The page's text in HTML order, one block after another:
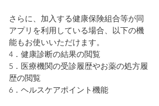
さらに、加入する健康保険組合等が同
アプリを利用している場合、以下の機
能もお使いいただけます。
4．健康診断の結果の閲覧
5．医療機関の受診履歴やお薬の処方履
歴の閲覧
6．ヘルスケアポイント機能